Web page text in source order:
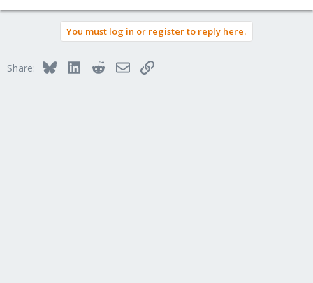
You must log in or register to reply here.
Share: BlueskyLinkedInRedditEmailLink